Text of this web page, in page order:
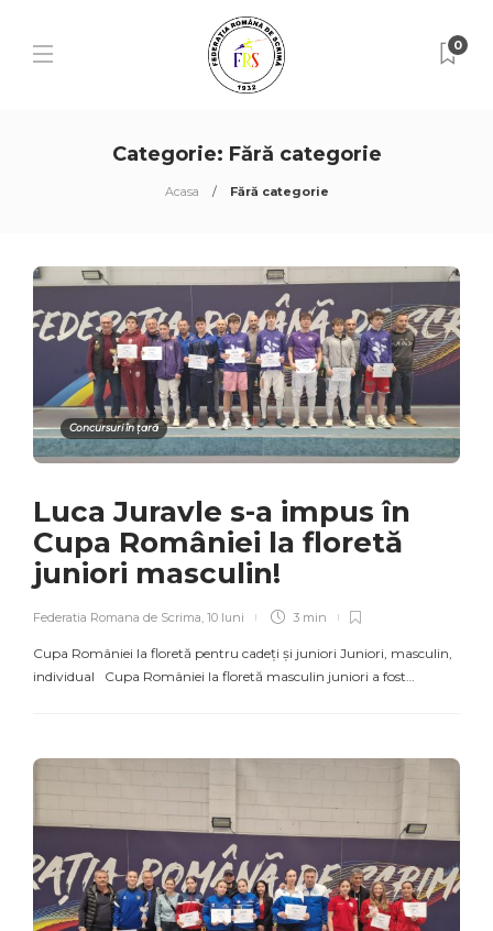
0
Categorie: Fără categorie
Acasa Fără categorie
Concursuri în țară
Luca Juravle s-a impus în
Cupa României la floretă
juniori masculin!
Federatia Romana de Scrima, 10 luni 3 min
Cupa României la floretă pentru cadeți și juniori Juniori, masculin,
individual Cupa României la floretă masculin juniori a fost…